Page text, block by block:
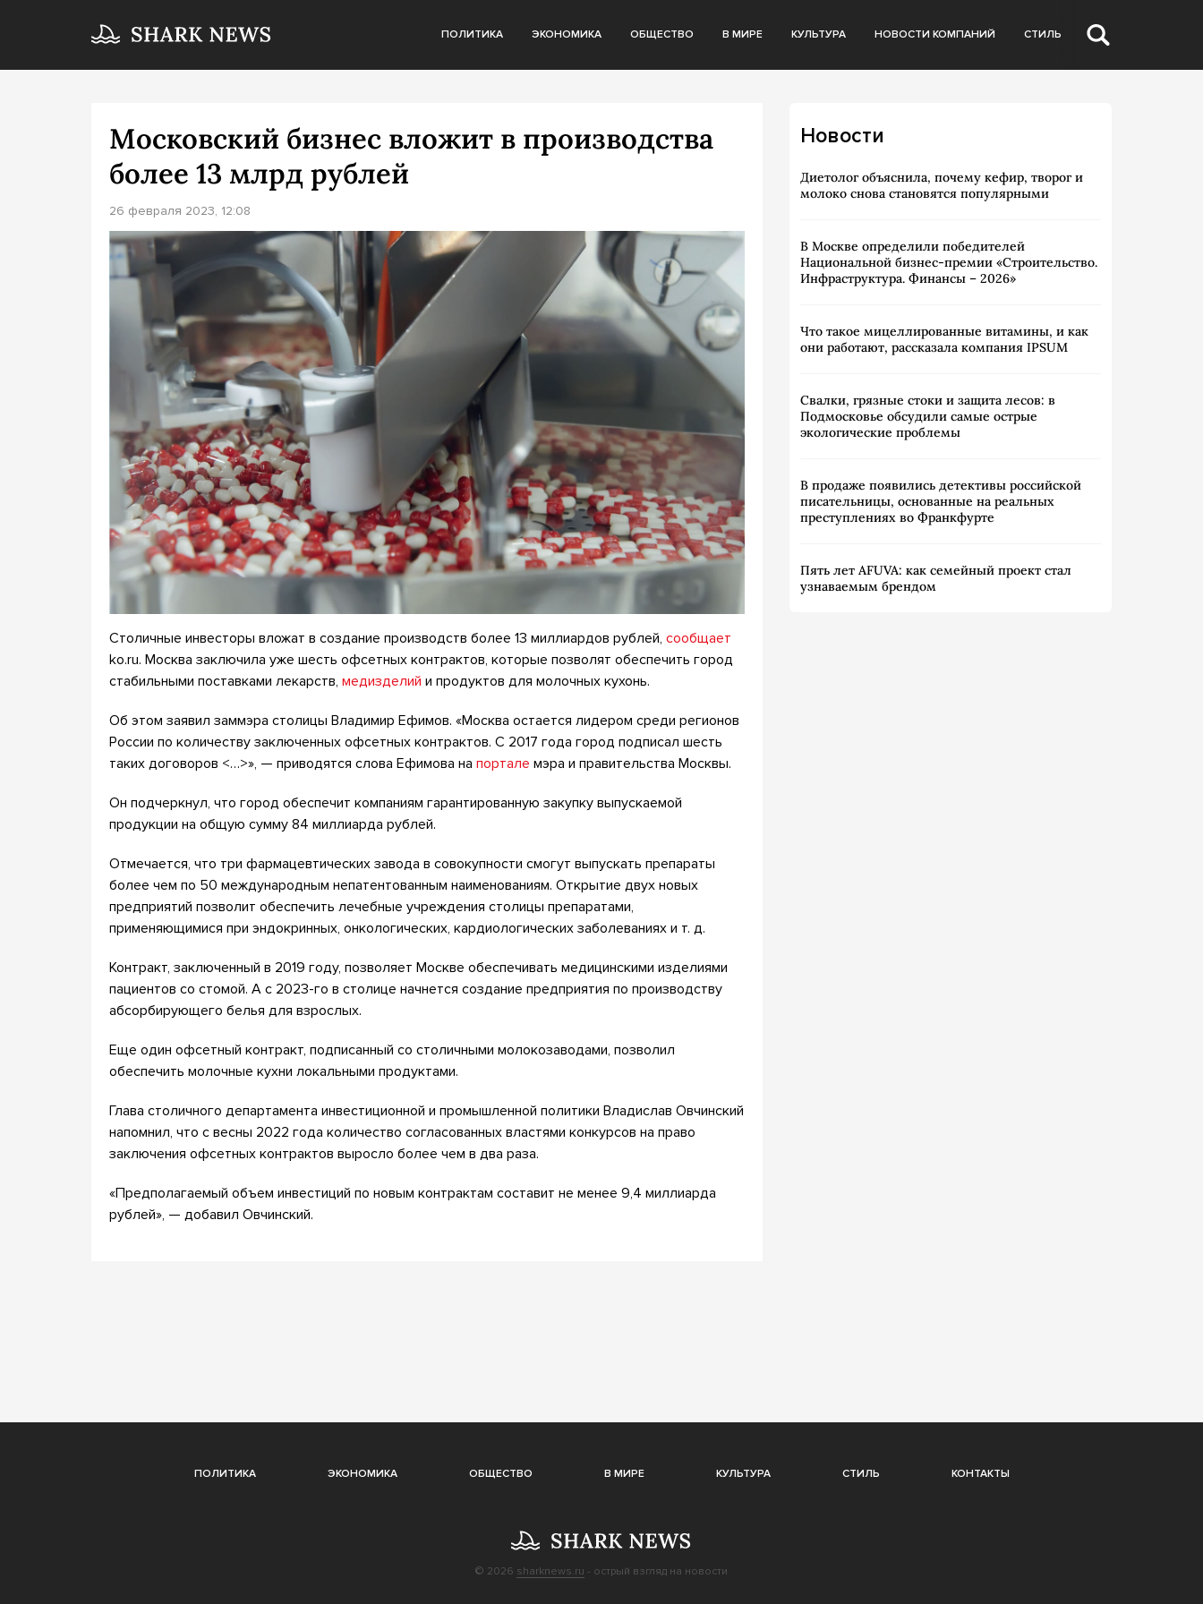
ПОЛИТИКА ЭКОНОМИКА ОБЩЕСТВО В МИРЕ КУЛЬТУРА НОВОСТИ КОМПАНИЙ СТИЛЬ
Московский бизнес вложит в производства
более 13 млрд рублей
26 февраля 2023, 12:08
Столичные инвесторы вложат в создание производств более 13 миллиардов рублей, сообщает
ko.ru. Москва заключила уже шесть офсетных контрактов, которые позволят обеспечить город
стабильными поставками лекарств, медизделий и продуктов для молочных кухонь.
Об этом заявил заммэра столицы Владимир Ефимов. «Москва остается лидером среди регионов
России по количеству заключенных офсетных контрактов. С 2017 года город подписал шесть
таких договоров <…>», — приводятся слова Ефимова на портале мэра и правительства Москвы.
Он подчеркнул, что город обеспечит компаниям гарантированную закупку выпускаемой
продукции на общую сумму 84 миллиарда рублей.
Отмечается, что три фармацевтических завода в совокупности смогут выпускать препараты
более чем по 50 международным непатентованным наименованиям. Открытие двух новых
предприятий позволит обеспечить лечебные учреждения столицы препаратами,
применяющимися при эндокринных, онкологических, кардиологических заболеваниях и т. д.
Контракт, заключенный в 2019 году, позволяет Москве обеспечивать медицинскими изделиями
пациентов со стомой. А с 2023-го в столице начнется создание предприятия по производству
абсорбирующего белья для взрослых.
Еще один офсетный контракт, подписанный со столичными молокозаводами, позволил
обеспечить молочные кухни локальными продуктами.
Глава столичного департамента инвестиционной и промышленной политики Владислав Овчинский
напомнил, что с весны 2022 года количество согласованных властями конкурсов на право
заключения офсетных контрактов выросло более чем в два раза.
«Предполагаемый объем инвестиций по новым контрактам составит не менее 9,4 миллиарда
рублей», — добавил Овчинский.
Новости
Диетолог объяснила, почему кефир, творог и
молоко снова становятся популярными
В Москве определили победителей
Национальной бизнес-премии «Строительство.
Инфраструктура. Финансы – 2026»
Что такое мицеллированные витамины, и как
они работают, рассказала компания IPSUM
Свалки, грязные стоки и защита лесов: в
Подмосковье обсудили самые острые
экологические проблемы
В продаже появились детективы российской
писательницы, основанные на реальных
преступлениях во Франкфурте
Пять лет AFUVA: как семейный проект стал
узнаваемым брендом
ПОЛИТИКА ЭКОНОМИКА ОБЩЕСТВО В МИРЕ КУЛЬТУРА СТИЛЬ КОНТАКТЫ
© 2026 sharknews.ru - острый взгляд на новости